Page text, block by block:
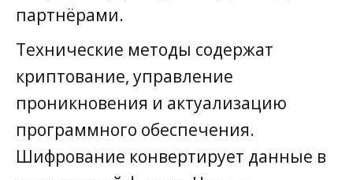
партнёрами.
Технические методы содержат
криптование, управление
проникновения и актуализацию
программного обеспечения.
Шифрование конвертирует данные в